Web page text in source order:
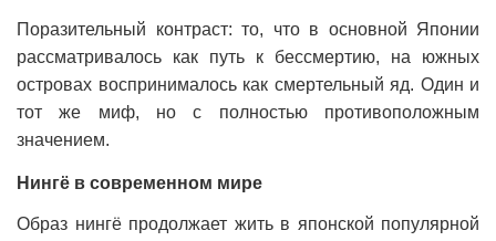
Поразительный контраст: то, что в основной Японии
рассматривалось как путь к бессмертию, на южных
островах воспринималось как смертельный яд. Один и
тот же миф, но с полностью противоположным
значением.
Нингё в современном мире
Образ нингё продолжает жить в японской популярной